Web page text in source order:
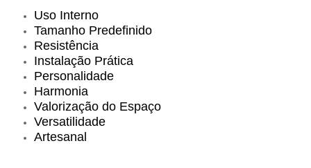
Uso Interno
Tamanho Predefinido
Resistência
Instalação Prática
Personalidade
Harmonia
Valorização do Espaço
Versatilidade
Artesanal